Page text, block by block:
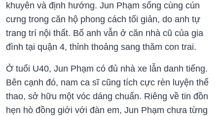
khuyên và định hướng. Jun Phạm sống cùng cún
cưng trong căn hộ phong cách tối giản, do anh tự
trang trí nội thất. Bố anh vẫn ở căn nhà cũ của gia
đình tại quận 4, thỉnh thoảng sang thăm con trai.
Ở tuổi U40, Jun Phạm có đủ nhà xe lẫn danh tiếng.
Bên cạnh đó, nam ca sĩ cũng tích cực rèn luyện thể
thao, sở hữu một vóc dáng chuẩn. Riêng về tin đồn
hẹn hò đồng giới với đàn em, Jun Phạm chưa từng